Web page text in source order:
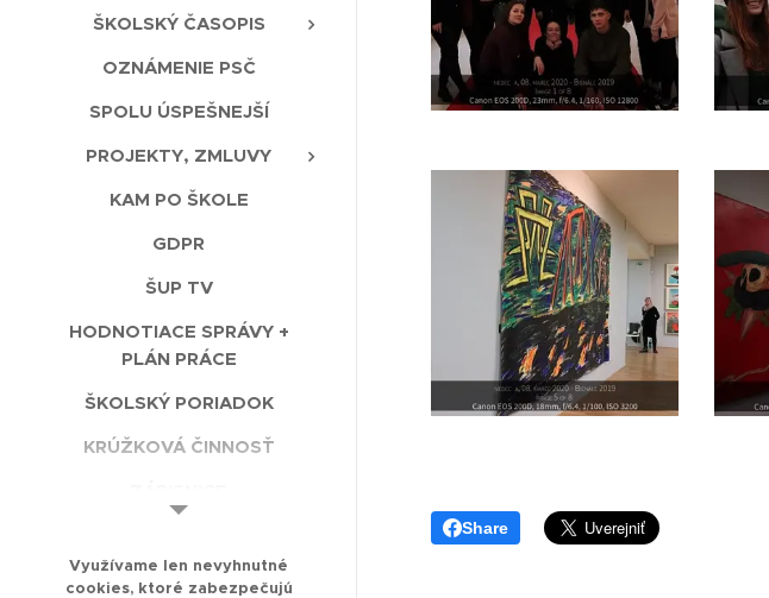
ŠKOLSKÝ ČASOPIS
OZNÁMENIE PSČ
SPOLU ÚSPEŠNEJŠÍ
PROJEKTY, ZMLUVY
KAM PO ŠKOLE
GDPR
ŠUP TV
HODNOTIACE SPRÁVY +
PLÁN PRÁCE
ŠKOLSKÝ PORIADOK
KRÚŽKOVÁ ČINNOSŤ
ERASMUS+ (2026-27)
Share
Využívame len nevyhnutné
cookies, ktoré zabezpečujú